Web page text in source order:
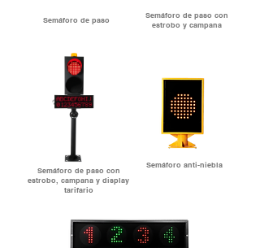
Semáforo de paso
Semáforo de paso con
estrobo y campana
Semáforo de paso con
estrobo, campana y display
tarifario
Semáforo anti-niebla